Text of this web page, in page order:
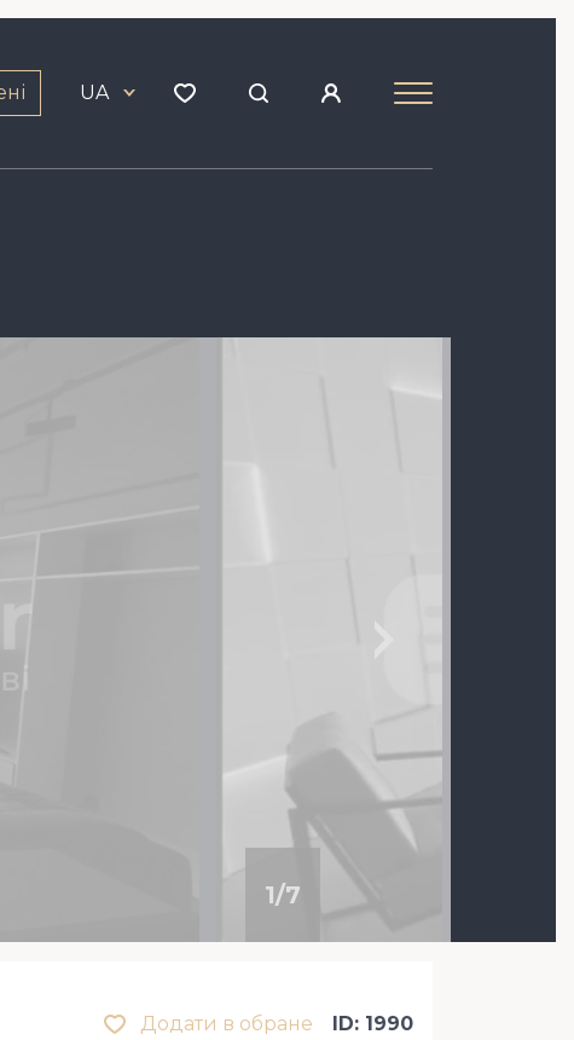
UA
1/7
Додати в обране ID: 1990